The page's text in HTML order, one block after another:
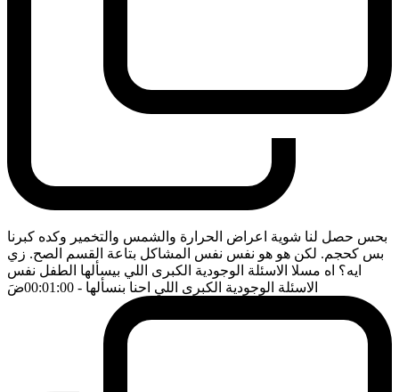
بحس حصل لنا شوية اعراض الحرارة والشمس والتخمير وكده كبرنا
بس كحجم. لكن هو هو نفس نفس المشاكل بتاعة القسم الصح. زي
ايه؟ اه مسلا الاسئلة الوجودية الكبرى اللي بيسألها الطفل نفس
الاسئلة الوجودية الكبرى اللي احنا بنسألها - 00:01:00 ضَ